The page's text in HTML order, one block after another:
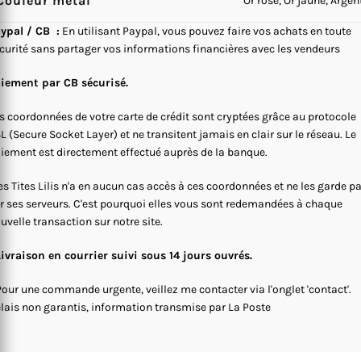
/ CB : En utilisant Paypal, vous pouvez faire vos achats en toute
sans partager vos informations financières avec les vendeurs
par CB sécurisé.
coordonnées de votre carte de crédit sont cryptées grâce au protocole
(Secure Socket Layer) et ne transitent jamais en clair sur le réseau. Le
est directement effectué auprès de la banque.
Tites Lilis n'a en aucun cas accès à ces coordonnées et ne les garde
ses serveurs. C'est pourquoi elles vous sont redemandées à chaque
transaction sur notre site.
en courrier suivi sous 14 jours ouvrés.
une commande urgente, veillez me contacter via l'onglet 'contact'.
non garantis, information transmise par La Poste